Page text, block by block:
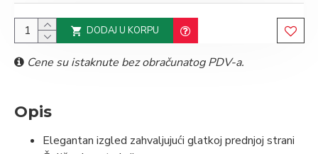
DODAJ U KORPU
Cene su istaknute bez obračunatog PDV-a.
Opis
Elegantan izgled zahvaljujući glatkoj prednjoj strani